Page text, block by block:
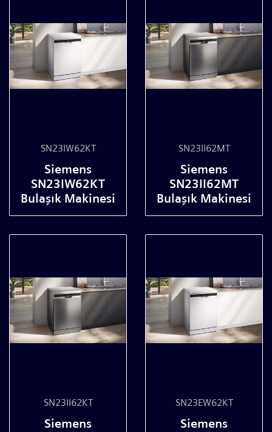
SN23IW62KT
Siemens
SN23IW62KT
Bulaşık Makinesi
SN23II62MT
Siemens
SN23II62MT
Bulaşık Makinesi
SN23II62KT
Siemens
SN23EW62KT
Siemens